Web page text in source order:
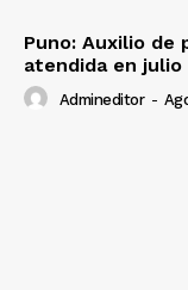
Puno: Auxilio de
atendida en julio
Admineditor -